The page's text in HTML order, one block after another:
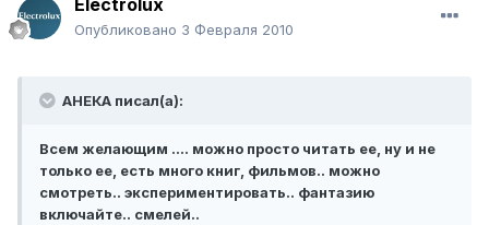
Electrolux
Опубликовано 3 Февраля 2010
АНЕКА писал(а):
Всем желающим .... можно просто читать ее, ну и не
только ее, есть много книг, фильмов.. можно
смотреть.. экспериментировать.. фантазию
включайте.. смелей..